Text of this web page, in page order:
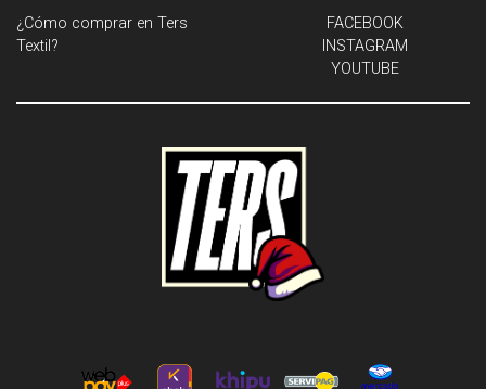
¿Cómo comprar en Ters
Textil?
FACEBOOK
INSTAGRAM
YOUTUBE